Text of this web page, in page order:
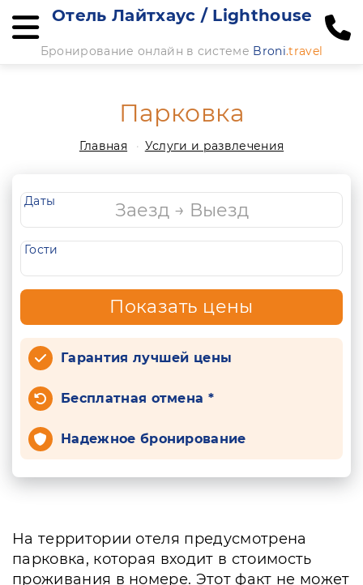
Отель Лайтхаус / Lighthouse
Бронирование онлайн в системе Broni.travel
Парковка
Главная Услуги и развлечения
Даты
Гости
Показать цены
Гарантия лучшей цены
Бесплатная отмена *
Надежное бронирование
На территории отеля предусмотрена
парковка, которая входит в стоимость
проживания в номере. Этот факт не может